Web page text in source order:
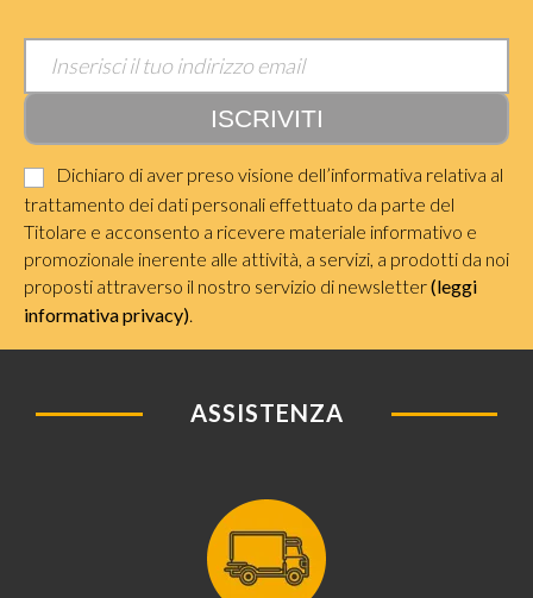
Dichiaro di aver preso visione dell’informativa relativa al
trattamento dei dati personali effettuato da parte del
Titolare e acconsento a ricevere materiale informativo e
promozionale inerente alle attività, a servizi, a prodotti da noi
proposti attraverso il nostro servizio di newsletter(leggi
informativa privacy)
ASSISTENZA